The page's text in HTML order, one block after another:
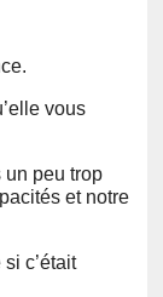
vous
un peu trop
et notre
c’était